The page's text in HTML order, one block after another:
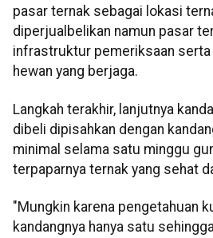
pasar ternak sebagai lokasi
diperjualbelikan namun pasar
infrastruktur pemeriksaan
hewan yang berjaga.
Langkah terakhir, lanjutnya
dibeli dipisahkan dengan
minimal selama satu minggu
terpaparnya ternak yang sehat
"Mungkin karena pengetahuan
kandangnya hanya satu